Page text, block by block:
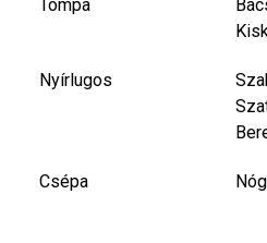
Tompa
Nyírlugos
Csépa